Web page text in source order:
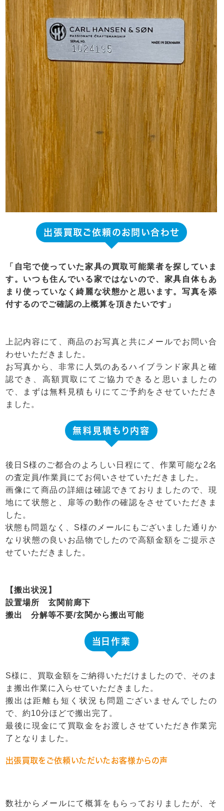
出張買取ご依頼のお問い合わせ
「自宅で使っていた家具の買取可能業者を探していま
す。いつも住んでいる家ではないので、家具自体もあ
まり使っていなく綺麗な状態かと思います。写真を添
付するのでご確認の上概算を頂きたいです」
上記内容にて、商品のお写真と共にメールでお問い合
わせいただきました。
お写真から、非常に人気のあるハイブランド家具と確
認でき、高額買取にてご協力できると思いましたの
で、まずは無料見積もりにてご予約をさせていただき
ました。
無料見積もり内容
後日S様のご都合のよろしい日程にて、作業可能な2名
の査定員/作業員にてお伺いさせていただきました。
画像にて商品の詳細は確認できておりましたので、現
地にて状態と、扉等の動作の確認をさせていただきま
した。
状態も問題なく、S様のメールにもございました通りか
なり状態の良いお品物でしたので高額金額をご提示さ
せていただきました。
【搬出状況】
設置場所 玄関前廊下
搬出 分解等不要/玄関から搬出可能
当日作業
S様に、買取金額をご納得いただけましたので、そのま
ま搬出作業に入らせていただきました。
搬出は距離も短く状況も問題ございませんでしたの
で、約10分ほどで搬出完了。
最後に現金にて買取金をお渡しさせていただき作業完
了となりました。
出張買取をご依頼いただいたお客様からの声
数社からメールにて概算をもらっておりましたが、そ